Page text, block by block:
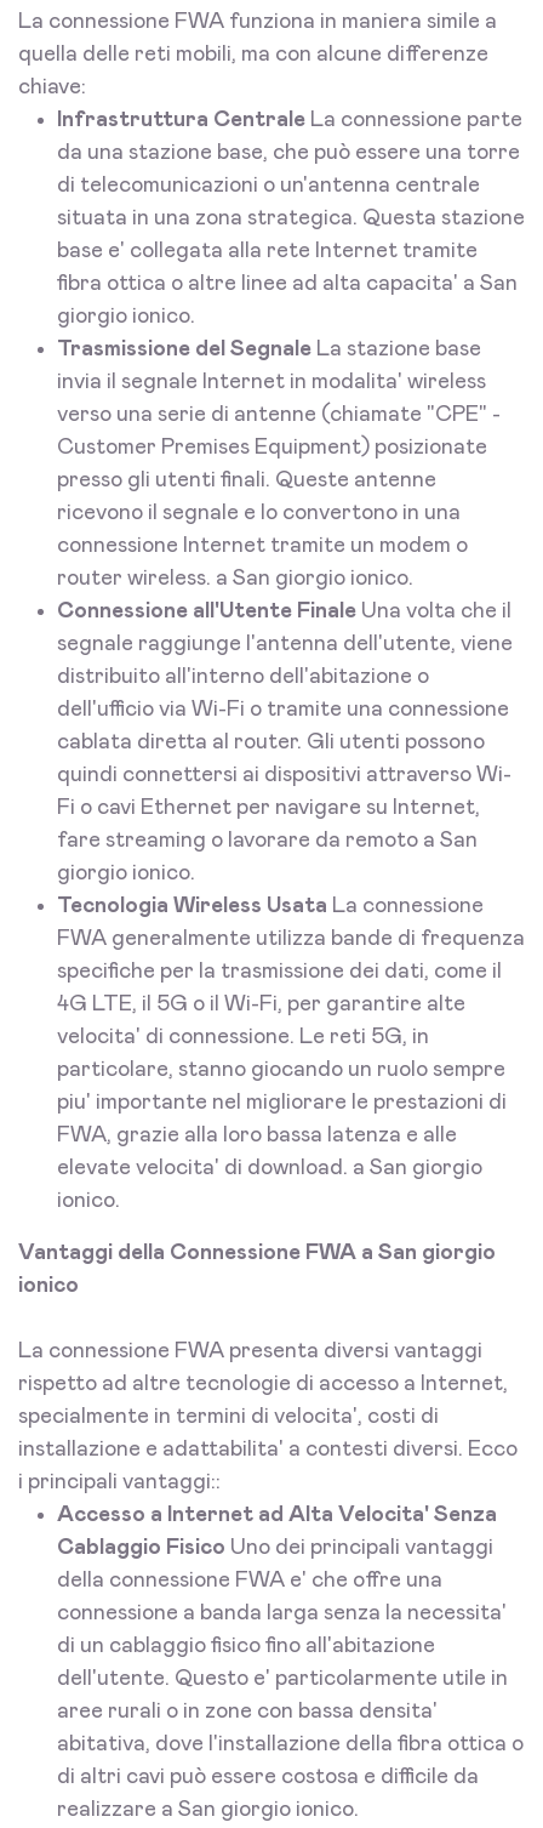
La connessione FWA funziona in maniera simile a
quella delle reti mobili, ma con alcune differenze
chiave:
Infrastruttura Centrale La connessione parte
da una stazione base, che può essere una torre
di telecomunicazioni o un'antenna centrale
situata in una zona strategica. Questa stazione
base e' collegata alla rete Internet tramite
fibra ottica o altre linee ad alta capacita' a San
giorgio ionico.
Trasmissione del Segnale La stazione base
invia il segnale Internet in modalita' wireless
verso una serie di antenne (chiamate "CPE" -
Customer Premises Equipment) posizionate
presso gli utenti finali. Queste antenne
ricevono il segnale e lo convertono in una
connessione Internet tramite un modem o
router wireless. a San giorgio ionico.
Connessione all'Utente Finale Una volta che il
segnale raggiunge l'antenna dell'utente, viene
distribuito all'interno dell'abitazione o
dell'ufficio via Wi-Fi o tramite una connessione
cablata diretta al router. Gli utenti possono
quindi connettersi ai dispositivi attraverso Wi-
Fi o cavi Ethernet per navigare su Internet,
fare streaming o lavorare da remoto a San
giorgio ionico.
Tecnologia Wireless Usata La connessione
FWA generalmente utilizza bande di frequenza
specifiche per la trasmissione dei dati, come il
4G LTE, il 5G o il Wi-Fi, per garantire alte
velocita' di connessione. Le reti 5G, in
particolare, stanno giocando un ruolo sempre
piu' importante nel migliorare le prestazioni di
FWA, grazie alla loro bassa latenza e alle
elevate velocita' di download. a San giorgio
ionico.
Vantaggi della Connessione FWA a San giorgio
ionico
La connessione FWA presenta diversi vantaggi
rispetto ad altre tecnologie di accesso a Internet,
specialmente in termini di velocita', costi di
installazione e adattabilita' a contesti diversi. Ecco
i principali vantaggi::
Accesso a Internet ad Alta Velocita' Senza
Cablaggio Fisico Uno dei principali vantaggi
della connessione FWA e' che offre una
connessione a banda larga senza la necessita'
di un cablaggio fisico fino all'abitazione
dell'utente. Questo e' particolarmente utile in
aree rurali o in zone con bassa densita'
abitativa, dove l'installazione della fibra ottica o
di altri cavi può essere costosa e difficile da
realizzare a San giorgio ionico.